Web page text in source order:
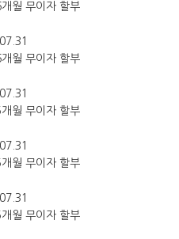
월 무이자 할부
월 무이자 할부
월 무이자 할부
월 무이자 할부
월 무이자 할부